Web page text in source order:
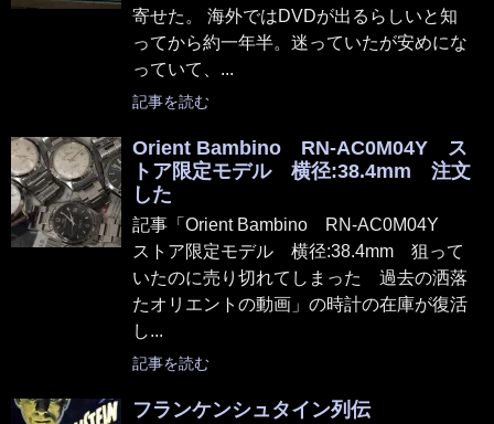
寄せた。 海外ではDVDが出るらしいと知
ってから約一年半。迷っていたが安めにな
っていて、...
記事を読む
Orient Bambino RN-AC0M04Y ス
トア限定モデル 横径:38.4mm 注文
した
記事「Orient Bambino RN-AC0M04Y
ストア限定モデル 横径:38.4mm 狙って
いたのに売り切れてしまった 過去の洒落
たオリエントの動画」の時計の在庫が復活
し...
記事を読む
フランケンシュタイン列伝